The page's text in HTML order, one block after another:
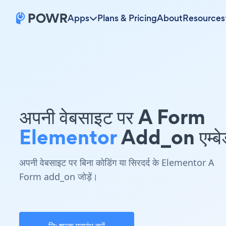
Apps Plans & PricingAboutResources
अपनी वेबसाइट पर A Form
ElementorAdd_on
अपनी वेबसाइट पर बिना कोडिंग या सिरदर्द के Elementor A
Form add_on जोड़ें।